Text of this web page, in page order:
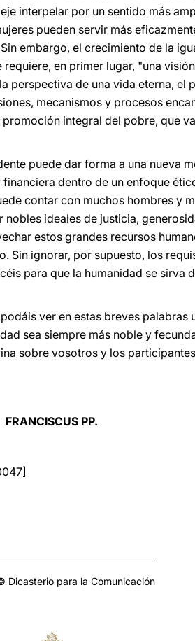
interpelar por un sentido más
pueden servir más
embargo, el crecimiento de la
en primer lugar, "una
perspectiva de una vida eterna, el
mecanismos y procesos
integral del pobre, que
puede dar forma a una nueva
dentro de un enfoque
contar con muchos hombres y
ideales de justicia,
estos grandes recursos
Sin ignorar, por supuesto, los
para que la humanidad se sirva
ver en estas breves
sea siempre más noble y
sobre vosotros y los
FRANCISCUS PP.
Dicasterio para la Comunicación